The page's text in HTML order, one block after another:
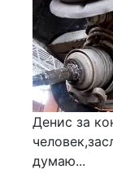
Денис за
думаю...